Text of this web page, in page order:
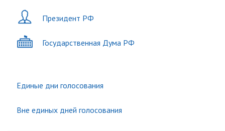
Президент РФ
Государственная Дума РФ
Единые дни голосования
Вне единых дней голосования